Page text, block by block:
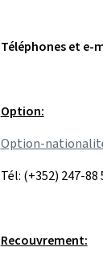
Téléphones et e-
Option:
Option-
Tél: (+352) 247-88
Recouvrement: